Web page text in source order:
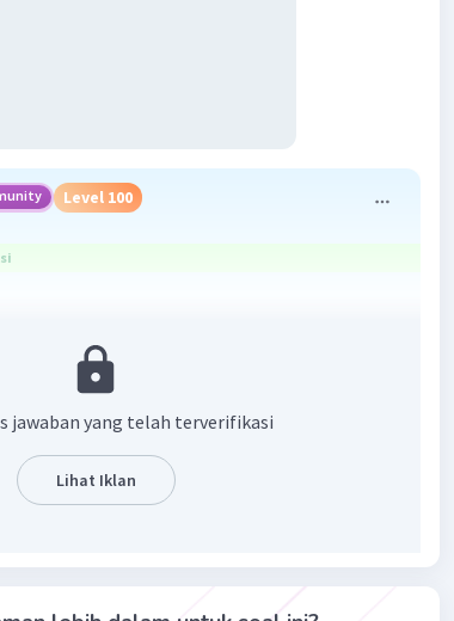
Level 100
jawaban yang telah terverifikasi
Lihat Iklan